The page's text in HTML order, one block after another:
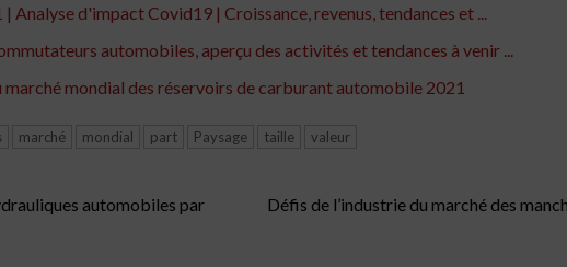
d'impact Covid19 | Croissance, revenus, tendances et ...
automobiles, aperçu des activités et tendances à venir ...
mondial des réservoirs de carburant automobile 2021
marché mondial part Paysage taille valeur
automobiles par
Défis de l’industrie du marché des